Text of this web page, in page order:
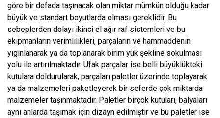
göre bir defada taşınacak olan miktar mümkün olduğu kadar
büyük ve standart boyutlarda olması gereklidir. Bu
sebeplerden dolayı ikinci el ağır raf sistemleri ve bu
ekipmanların verimlilikleri, parçaların ve hammaddenin
yıgınlanarak ya da toplanarak birim yük şekline sokulması
yolu ile artırılmaktadır. Ufak parçalar ise belli büyüklükteki
kutulara doldurularak, parçaları paletler üzerinde toplayarak
ya da malzemeleri paketleyerek bir seferde çok miktarda
malzemeler taşınmaktadır. Paletler birçok kutuları, balyaları
aynı anlarda taşımak için dizayn edilmiştir ve bu paletler ise